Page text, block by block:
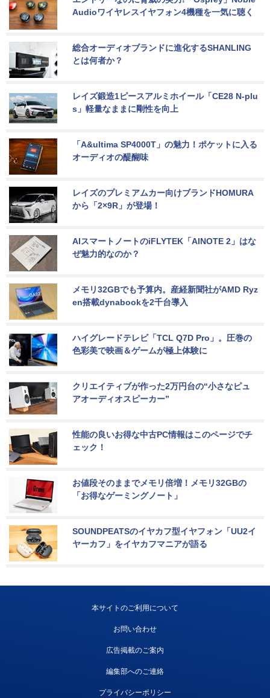
Audioワイヤレスイヤフォン4機種を一気に聴く
総合オーディオブランドに進化するSHANLING
とは何者か？
レイズ鍛造1ピースアルミホイール「CE28 N-plu
s」軽量なままに剛性を向上
「A&ultima SP4000T」の魅力！ポケットに入る
オーディオの醍醐味
レイズのプレミアムカー向けブランドHOMURA
から「2×9R」が登場！
AIスマートノートのiFLYTEK「AINOTE 2」はな
ぜ魅力的なのか？
メモリ32GBでも予算内。産経新聞社がAMD Ryz
en搭載dynabookを2千台導入
ハイグレードテレビ「TCL Q7D Pro」。圧巻の
色彩美で映画＆ゲームが極上体験に
クリエイティブが作った2万円台の“小さなピュ
アオーディオスピーカー”
性能の良いお得な中古PC情報はこのページでチ
ェック！
お値段そのままでメモリ倍増！メモリ32GBの
「お得なゲーミングノート」
SOUNDPEATSのイヤカフ型イヤフォン「UU2イ
ヤーカフ」をイヤカフマニアが語る
本サイトのご利用について
お問い合わせ
広告掲載のご案内
編集部へのご連絡
プライバシーポリシー